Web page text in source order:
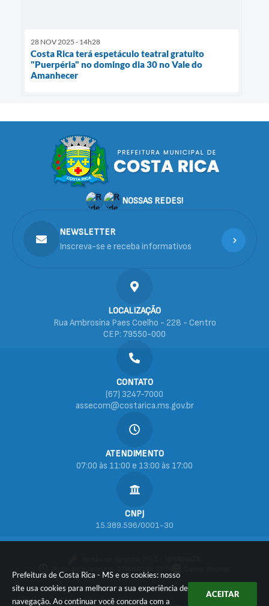
Prefeitura de Costa Rica - MS e os cookies: nosso
site usa cookies para melhorar a sua experiência de
navegação. Ao continuar você concorda com a
ACEITAR
28 NOV 2025 - 14h28
Costa Rica terá espetáculo teatral gratuito
"Puerpéria" no domingo dia 30 no Vale do
Amanhecer
NOSSAS REDES!
LOCALIZAÇÃO
Rua Ambrosina Paes Coelho - 228 - Centro
CEP: 79550-000
CONTATO
(67) 3247-7000
assecom@costarica.ms.gov.br
ATENDIMENTO
07:00 às 11:00 e 13:00 às 17:00
CNPJ
15.389.596/0001-30
NEWSLETTER
Inscreva-se e receba informativos